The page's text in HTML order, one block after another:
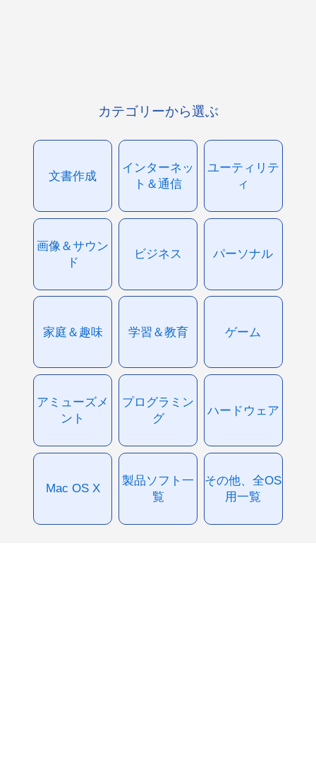
カテゴリーから選ぶ
文書作成
インターネッ
ト＆通信
ユーティリテ
ィ
画像＆サウン
ド
ビジネス パーソナル
家庭＆趣味 学習＆教育 ゲーム
アミューズメ
ント
プログラミン
グ
ハードウェア
Mac OS X
製品ソフト一
覧
その他、全OS
用一覧